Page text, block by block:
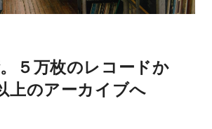
５万枚のレコードか
上のアーカイブへ